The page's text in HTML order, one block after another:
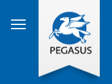
edasi
põhisisu